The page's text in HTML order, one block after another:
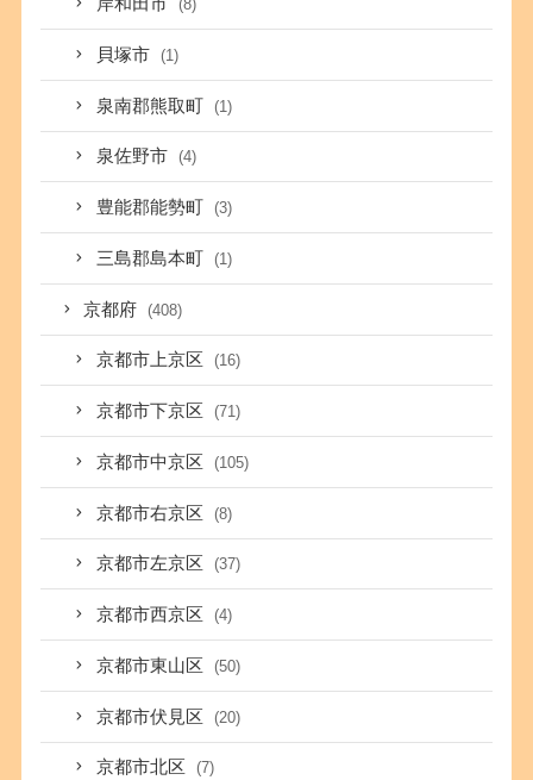
岸和田市 (8)
貝塚市 (1)
泉南郡熊取町 (1)
泉佐野市 (4)
豊能郡能勢町 (3)
三島郡島本町 (1)
京都府 (408)
京都市上京区 (16)
京都市下京区 (71)
京都市中京区 (105)
京都市右京区 (8)
京都市左京区 (37)
京都市西京区 (4)
京都市東山区 (50)
京都市伏見区 (20)
京都市北区 (7)